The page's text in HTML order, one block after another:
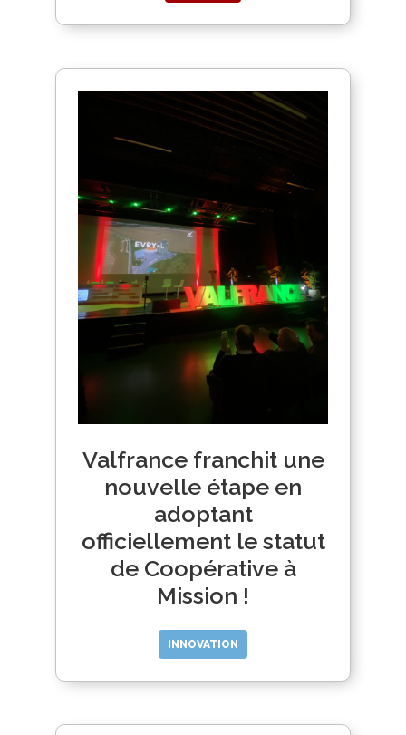
Valfrance franchit une
nouvelle étape en
adoptant
officiellement le statut
de Coopérative à
Mission !
INNOVATION